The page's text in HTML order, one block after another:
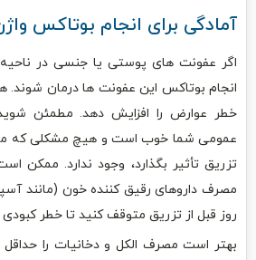
آمادگی برای انجام بوتاکس
اگر عفونت های پوستی یا جنسی در ناحیه
انجام بوتاکس این عفونت ها درمان شوند.
خطر عوارض را افزایش دهد. مطمئن
عمومی شما خوب است و هیچ مشکلی که
تزریق تأثیر بگذارد، وجود ندارد. ممکن
مصرف داروهای رقیق کننده خون (مانند
روز قبل از تزریق متوقف کنید تا خطر